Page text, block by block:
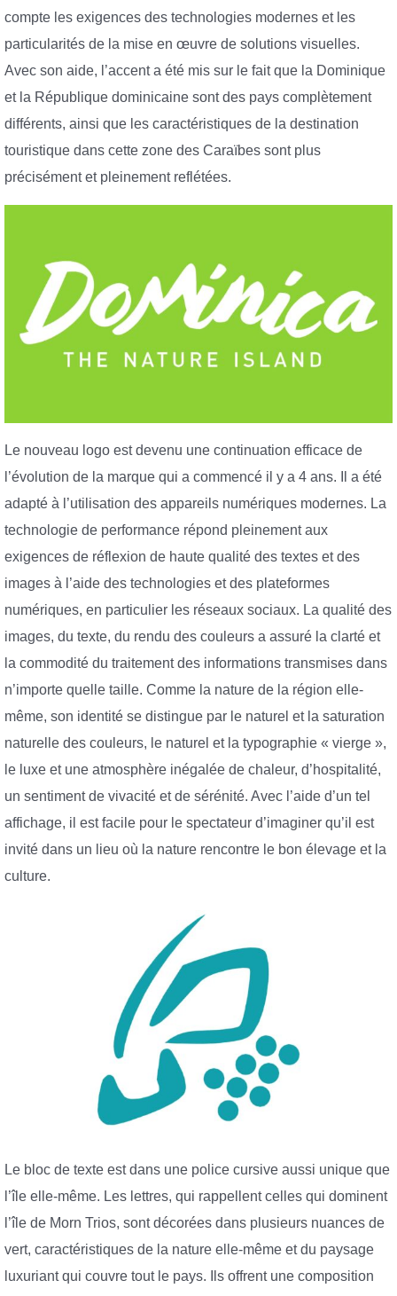
compte les exigences des technologies modernes et les
particularités de la mise en œuvre de solutions visuelles.
Avec son aide, l’accent a été mis sur le fait que la Dominique
et la République dominicaine sont des pays complètement
différents, ainsi que les caractéristiques de la destination
touristique dans cette zone des Caraïbes sont plus
précisément et pleinement reflétées.
Le nouveau logo est devenu une continuation efficace de
l’évolution de la marque qui a commencé il y a 4 ans. Il a été
adapté à l’utilisation des appareils numériques modernes. La
technologie de performance répond pleinement aux
exigences de réflexion de haute qualité des textes et des
images à l’aide des technologies et des plateformes
numériques, en particulier les réseaux sociaux. La qualité des
images, du texte, du rendu des couleurs a assuré la clarté et
la commodité du traitement des informations transmises dans
n’importe quelle taille. Comme la nature de la région elle-
même, son identité se distingue par le naturel et la saturation
naturelle des couleurs, le naturel et la typographie « vierge »,
le luxe et une atmosphère inégalée de chaleur, d’hospitalité,
un sentiment de vivacité et de sérénité. Avec l’aide d’un tel
affichage, il est facile pour le spectateur d’imaginer qu’il est
invité dans un lieu où la nature rencontre le bon élevage et la
culture.
Le bloc de texte est dans une police cursive aussi unique que
l’île elle-même. Les lettres, qui rappellent celles qui dominent
l’île de Morn Trios, sont décorées dans plusieurs nuances de
vert, caractéristiques de la nature elle-même et du paysage
luxuriant qui couvre tout le pays. Ils offrent une composition